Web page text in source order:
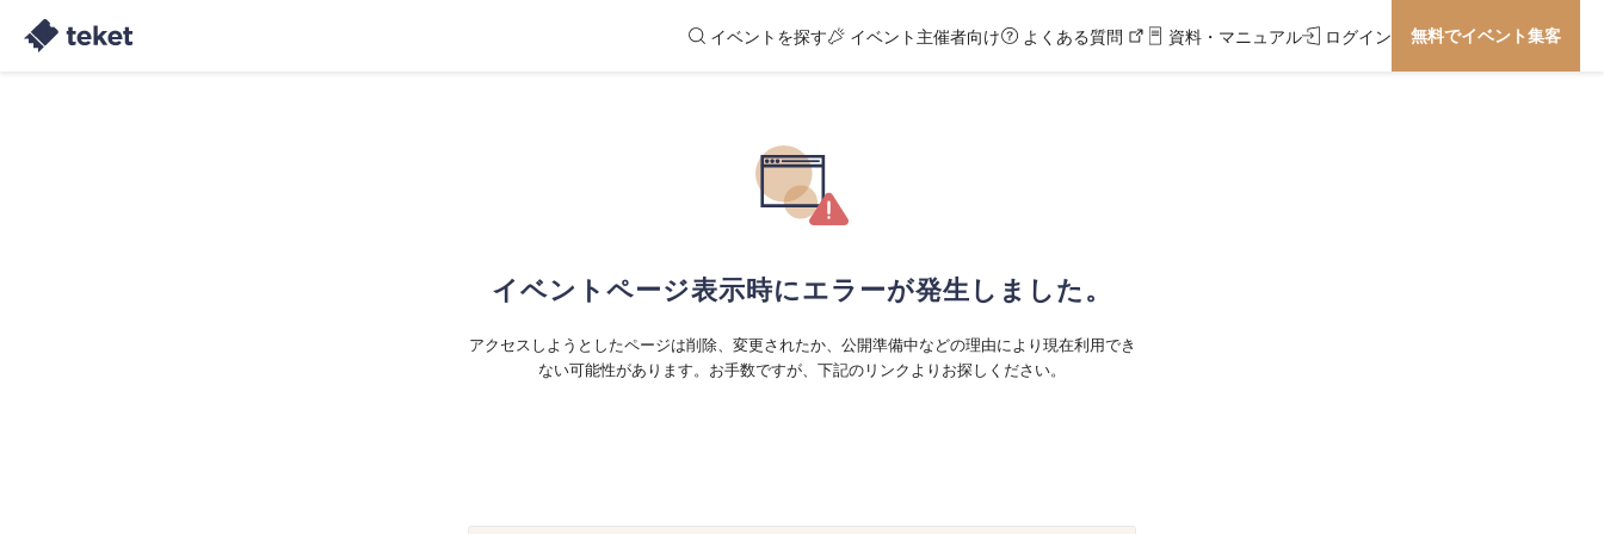
イベントを探す イベント主催者向け よくある質問 資料・マニュアル ログイン 無料でイベント集客
イベントページ表示時にエラーが発生しました。
アクセスしようとしたページは削除、変更されたか、公開準備中などの理由により現在利用でき
ない可能性があります。お手数ですが、下記のリンクよりお探しください。